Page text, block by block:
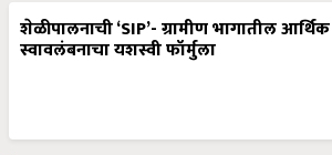
शेळीपालनाची ‘SIP’- ग्रामीण भागातील आर्थिक
स्वावलंबनाचा यशस्वी फॉर्मुला